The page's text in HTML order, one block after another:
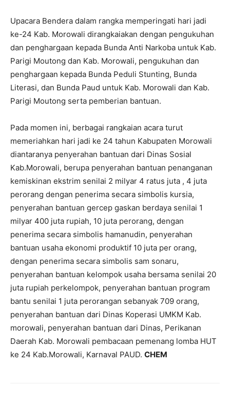
Upacara Bendera dalam rangka memperingati hari jadi
ke-24 Kab. Morowali dirangkaiakan dengan pengukuhan
dan penghargaan kepada Bunda Anti Narkoba untuk Kab.
Parigi Moutong dan Kab. Morowali, pengukuhan dan
penghargaan kepada Bunda Peduli Stunting, Bunda
Literasi, dan Bunda Paud untuk Kab. Morowali dan Kab.
Parigi Moutong serta pemberian bantuan.
Pada momen ini, berbagai rangkaian acara turut
memeriahkan hari jadi ke 24 tahun Kabupaten Morowali
diantaranya penyerahan bantuan dari Dinas Sosial
Kab.Morowali, berupa penyerahan bantuan penanganan
kemiskinan ekstrim senilai 2 milyar 4 ratus juta , 4 juta
perorang dengan penerima secara simbolis kursia,
penyerahan bantuan gercep gaskan berdaya senilai 1
milyar 400 juta rupiah, 10 juta perorang, dengan
penerima secara simbolis hamanudin, penyerahan
bantuan usaha ekonomi produktif 10 juta per orang,
dengan penerima secara simbolis sam sonaru,
penyerahan bantuan kelompok usaha bersama senilai 20
juta rupiah perkelompok, penyerahan bantuan program
bantu senilai 1 juta perorangan sebanyak 709 orang,
penyerahan bantuan dari Dinas Koperasi UMKM Kab.
morowali, penyerahan bantuan dari Dinas, Perikanan
Daerah Kab. Morowali pembacaan pemenang lomba HUT
ke 24 Kab.Morowali, Karnaval PAUD. CHEM